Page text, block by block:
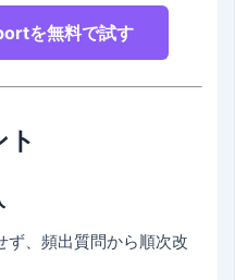
を無料で試す
ず、頻出質問から順次改